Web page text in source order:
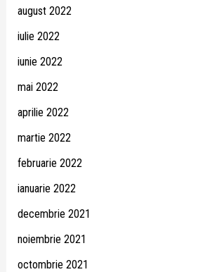
august 2022
iulie 2022
iunie 2022
mai 2022
aprilie 2022
martie 2022
februarie 2022
ianuarie 2022
decembrie 2021
noiembrie 2021
octombrie 2021